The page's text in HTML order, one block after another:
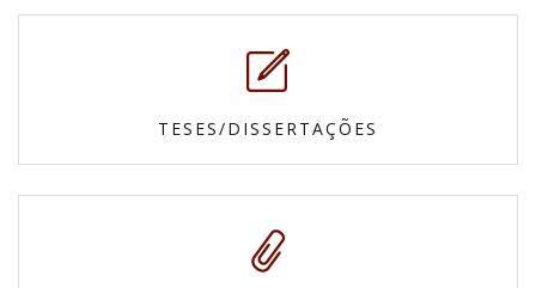
TESES/DISSERTAÇÕES